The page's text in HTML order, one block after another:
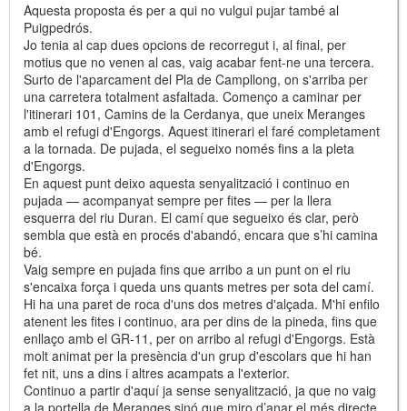
Aquesta proposta és per a qui no vulgui pujar també al
Puigpedrós.
Jo tenia al cap dues opcions de recorregut i, al final, per
motius que no venen al cas, vaig acabar fent-ne una tercera.
Surto de l'aparcament del Pla de Campllong, on s'arriba per
una carretera totalment asfaltada. Començo a caminar per
l'itinerari 101, Camins de la Cerdanya, que uneix Meranges
amb el refugi d'Engorgs. Aquest itinerari el faré completament
a la tornada. De pujada, el segueixo només fins a la pleta
d'Engorgs.
En aquest punt deixo aquesta senyalització i continuo en
pujada — acompanyat sempre per fites — per la llera
esquerra del riu Duran. El camí que segueixo és clar, però
sembla que està en procés d'abandó, encara que s’hi camina
bé.
Vaig sempre en pujada fins que arribo a un punt on el riu
s'encaixa força i queda uns quants metres per sota del camí.
Hi ha una paret de roca d'uns dos metres d'alçada. M'hi enfilo
atenent les fites i continuo, ara per dins de la pineda, fins que
enllaço amb el GR-11, per on arribo al refugi d'Engorgs. Està
molt animat per la presència d'un grup d'escolars que hi han
fet nit, uns a dins i altres acampats a l'exterior.
Continuo a partir d'aquí ja sense senyalització, ja que no vaig
a la portella de Meranges sinó que miro d’anar el més directe